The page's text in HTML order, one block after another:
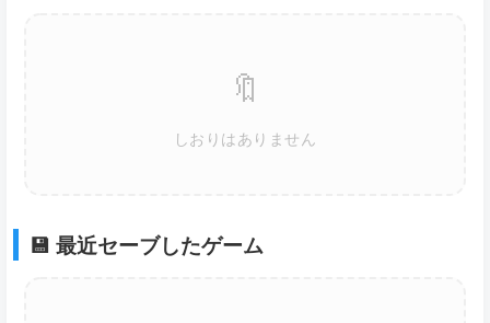
🔖
しおりはありません
💾 最近セーブしたゲーム